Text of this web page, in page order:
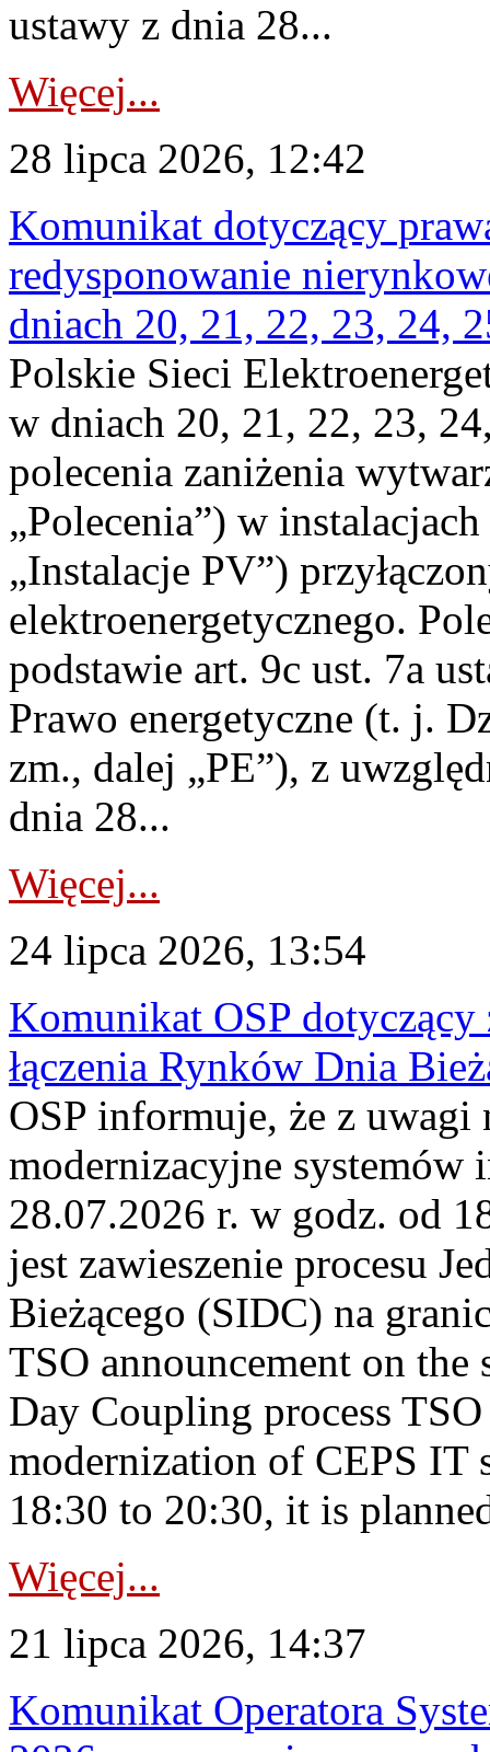
ustawy z dnia 28...
Więcej...
28 lipca 2026, 12:42
Komunikat dotyczący
redysponowanie
dniach 20, 21, 22, 23, 24,
Polskie Sieci
w dniach 20, 21, 22, 23,
polecenia zaniżenia
„Polecenia”) w
„Instalacje PV”)
elektroenergetycznego.
podstawie art. 9c ust. 7a
Prawo energetyczne (t. j.
zm., dalej „PE”), z
dnia 28...
Więcej...
24 lipca 2026, 13:54
Komunikat OSP dotyczący
łączenia Rynków Dnia
OSP informuje, że z uwagi
modernizacyjne
28.07.2026 r. w godz. od
jest zawieszenie procesu
Bieżącego (SIDC) na
TSO announcement on
Day Coupling process
modernization of CEPS IT
18:30 to 20:30, it is
Więcej...
21 lipca 2026, 14:37
Komunikat Operatora